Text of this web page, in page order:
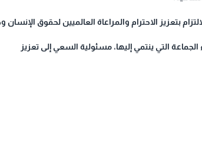
بتعزيز الاحترام والمراعاة العالميين لحقوق الإنسان
الجماعة التي ينتمي إليها، مسئولية السعي إلى تعزيز